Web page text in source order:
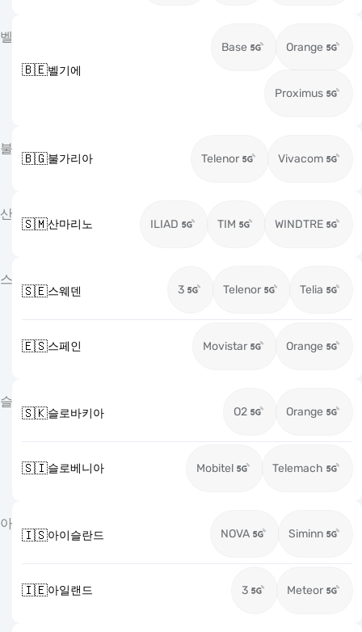
벨
🇧🇪벨기에
Base Orange
Proximus
불
🇧🇬불가리아 Telenor Vivacom
산
🇸🇲산마리노 ILIAD TIM WINDTRE
스
🇸🇪스웨덴 3 Telenor Telia
🇪🇸스페인 Movistar Orange
슬
🇸🇰슬로바키아 O2 Orange
🇸🇮슬로베니아 Mobitel Telemach
아
🇮🇸아이슬란드 NOVA Siminn
🇮🇪아일랜드 3 Meteor